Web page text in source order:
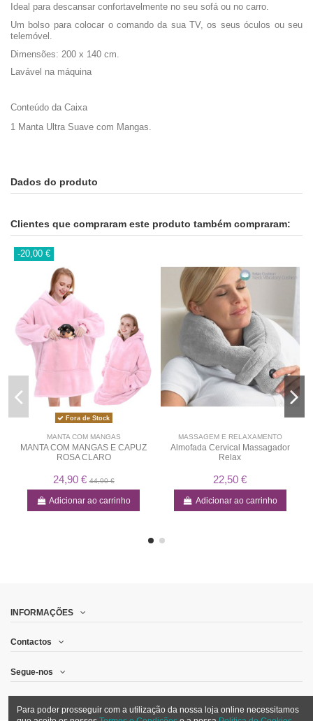
Ideal para descansar confortavelmente no seu sofá ou no carro.
Um bolso para colocar o comando da sua TV, os seus óculos ou seu
telemóvel.
Dimensões: 200 x 140 cm.
Lavável na máquina
Conteúdo da Caixa
1 Manta Ultra Suave com Mangas.
Dados do produto
Clientes que compraram este produto também compraram:
-20,00 €
Fora de Stock
MANTA COM MANGAS
MANTA COM MANGAS E CAPUZ
ROSA CLARO
24,90 €44,90 €
Adicionar ao carrinho
MASSAGEM E RELAXAMENTO
Almofada Cervical Massagador
Relax
22,50 €
Adicionar ao carrinho
INFORMAÇÕES
Contactos
Segue-nos
Para poder prosseguir com a utilização da nossa loja online necessitamos